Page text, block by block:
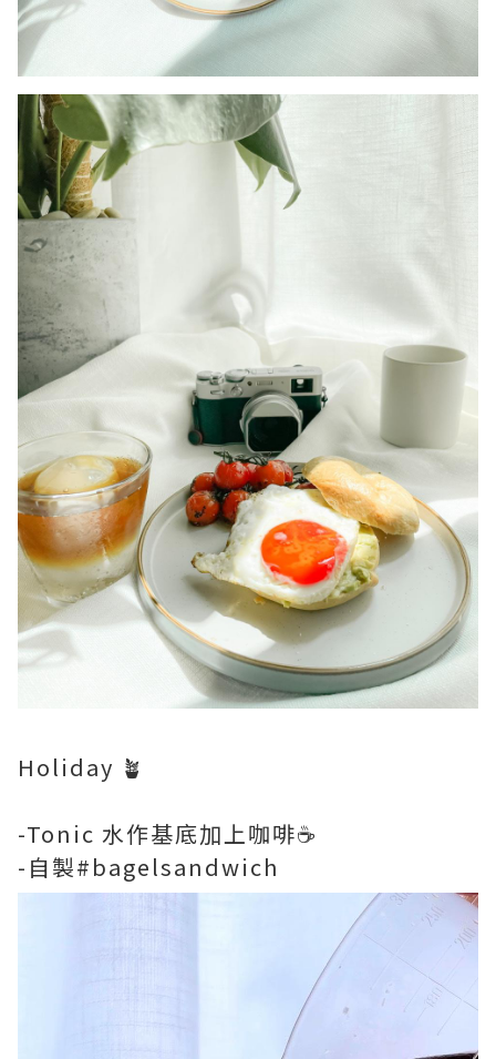
Holiday 🪴
-Tonic 水作基底加上咖啡☕️
-自製#bagelsandwich